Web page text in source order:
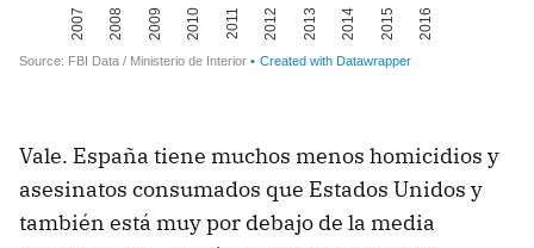
Vale. España tiene muchos menos homicidios y
asesinatos consumados que Estados Unidos y
también está muy por debajo de la media